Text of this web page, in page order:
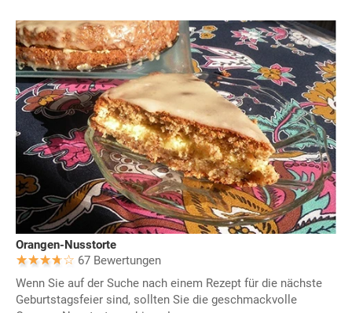
Orangen-Nusstorte
67 Bewertungen
Wenn Sie auf der Suche nach einem Rezept für die nächste
Geburtstagsfeier sind, sollten Sie die geschmackvolle